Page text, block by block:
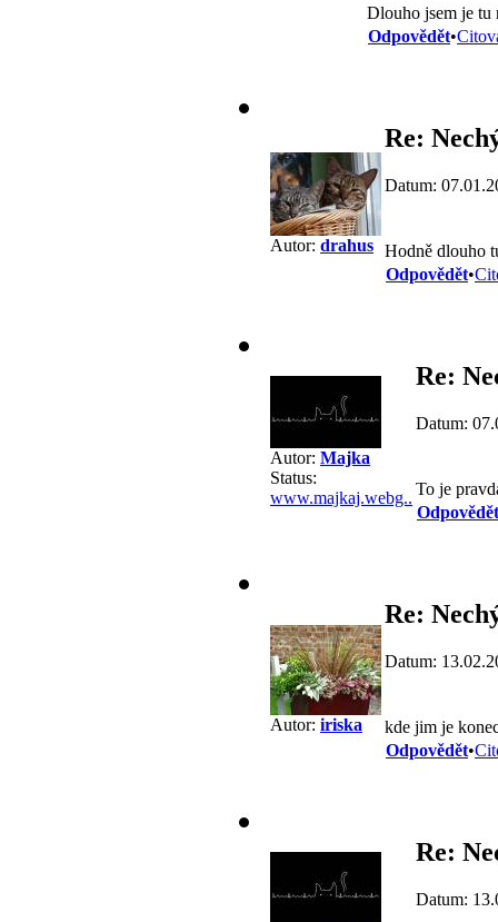
Dlouho jsem je tu
Odpovědět•
Autor: drahus
Re:
Datum:
Hodně dlouho
Odpovědět•
Autor: Majka
Status:
www.majkaj.webg..
Re:
Datum:
To je
Odpovědět
Autor: iriska
Re:
Datum:
kde jim je
Odpovědět•
Re:
Datum: